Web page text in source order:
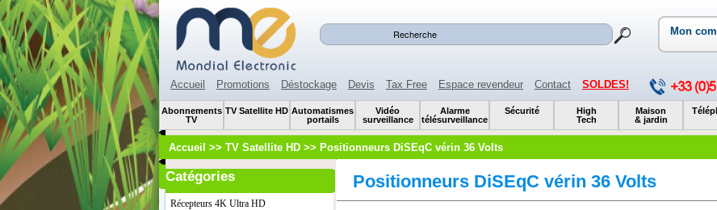
Mon
Accueil Promotions Déstockage Devis Tax Free Espace revendeur Contact SOLDES!
Abonnements
TV
TV Satellite HD Automatismes
portails
Vidéo
surveillance
Alarme
télésurveillance
Sécurité
High
Tech
Maison
& jardin
Accueil >> TV Satellite HD >> Positionneurs DiSEqC vérin 36 Volts
Catégories
Récepteurs 4K Ultra HD
Positionneurs DiSEqC vérin 36 Volts